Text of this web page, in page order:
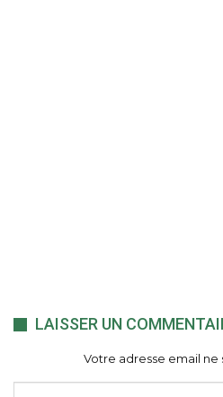
LAISSER UN
Votre adresse email ne